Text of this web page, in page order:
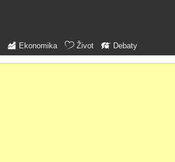
Ekonomika Život Debaty